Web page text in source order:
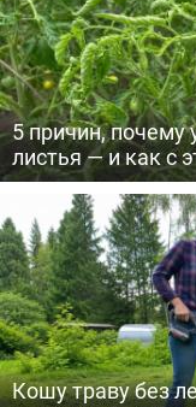
5 причин, почему
листья — и как с
Кошу траву без